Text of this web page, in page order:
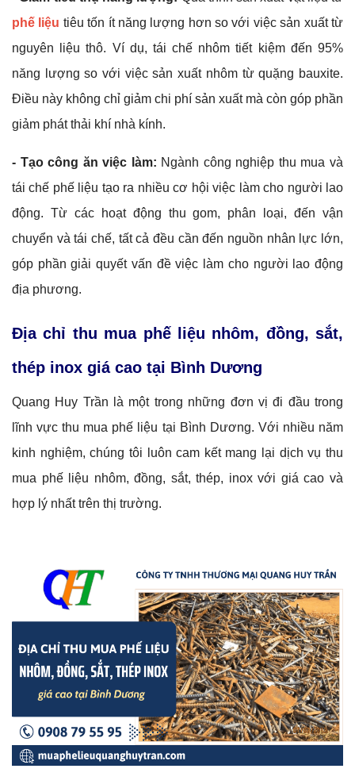
phế liệu tiêu tốn ít năng lượng hơn so với việc sản xuất từ
nguyên liệu thô. Ví dụ, tái chế nhôm tiết kiệm đến 95%
năng lượng so với việc sản xuất nhôm từ quặng bauxite.
Điều này không chỉ giảm chi phí sản xuất mà còn góp phần
giảm phát thải khí nhà kính.
- Tạo công ăn việc làm: Ngành công nghiệp thu mua và
tái chế phế liệu tạo ra nhiều cơ hội việc làm cho người lao
động. Từ các hoạt động thu gom, phân loại, đến vận
chuyển và tái chế, tất cả đều cần đến nguồn nhân lực lớn,
góp phần giải quyết vấn đề việc làm cho người lao động
địa phương.
Địa chỉ thu mua phế liệu nhôm, đồng, sắt,
thép inox giá cao tại Bình Dương
Quang Huy Trần là một trong những đơn vị đi đầu trong
lĩnh vực thu mua phế liệu tại Bình Dương. Với nhiều năm
kinh nghiệm, chúng tôi luôn cam kết mang lại dịch vụ thu
mua phế liệu nhôm, đồng, sắt, thép, inox với giá cao và
hợp lý nhất trên thị trường.